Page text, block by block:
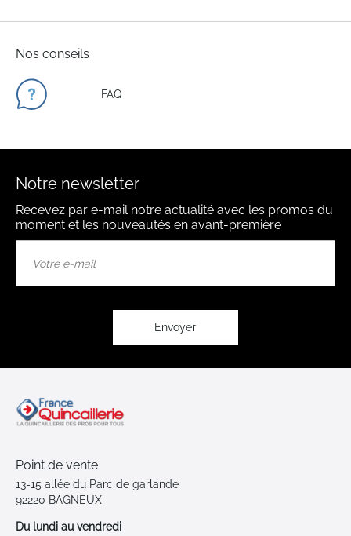
Nos conseils
FAQ
Notre newsletter
Recevez par e-mail notre actualité avec les promos du
moment et les nouveautés en avant-première
Envoyer
Point de vente
13-15 allée du Parc de garlande
92220 BAGNEUX
Du lundi au vendredi